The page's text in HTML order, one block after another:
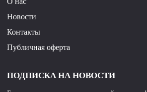
Новости
Контакты
Публичная оферта
ПОДПИСКА НА НОВОСТИ